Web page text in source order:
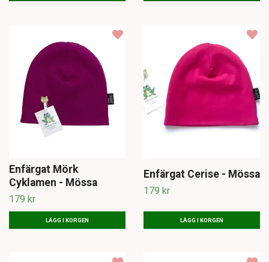
Enfärgat Mörk
Cyklamen - Mössa
179 kr
LÄGG I KORGEN
Enfärgat Cerise - Mössa
179 kr
LÄGG I KORGEN